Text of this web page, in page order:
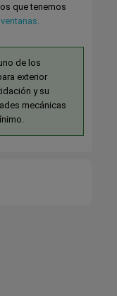
que tenemos
de los
exterior
y su
mecánicas